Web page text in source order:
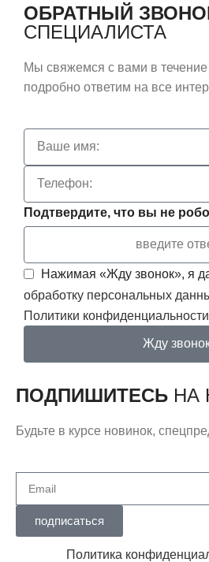
ОБРАТНЫЙ
СПЕЦИАЛИСТА
Мы свяжемся с вами в течение
подробно ответим на все
Подтвердите, что вы не
Нажимая «Жду звонок», я
обработку персональных
Политики конфиденциальности
Жду
ПОДПИШИТЕСЬ НА
Будьте в курсе новинок,
подписаться
Политика